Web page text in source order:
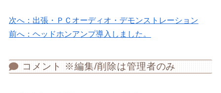
次へ：出張・ＰＣオーディオ・デモンストレーション
前へ：ヘッドホンアンプ導入しました。
コメント ※編集/削除は管理者のみ